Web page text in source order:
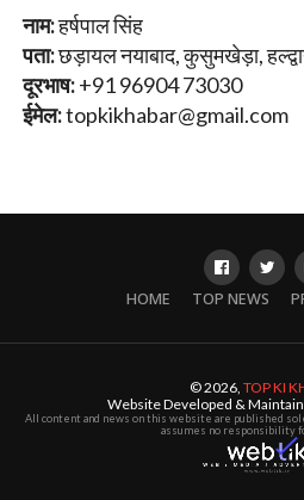
नाम:हर्षपाल सिंह
पता:छड़ायल नयाबाद, कुसुमखेड़ा,
दूरभाष:+91 96904 73030
ईमेल:topkikhabar@gmail.com
HOME TOP NEWS
© 2026, TOP KI
Website Developed &
All content and news on this website are published
assumes no responsibility